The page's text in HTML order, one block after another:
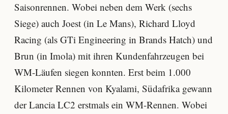
Saisonrennen. Wobei neben dem Werk (sechs
Siege) auch Joest (in Le Mans), Richard Lloyd
Racing (als GTi Engineering in Brands Hatch) und
Brun (in Imola) mit ihren Kundenfahrzeugen bei
WM-Läufen siegen konnten. Erst beim 1.000
Kilometer Rennen von Kyalami, Südafrika gewann
der Lancia LC2 erstmals ein WM-Rennen. Wobei